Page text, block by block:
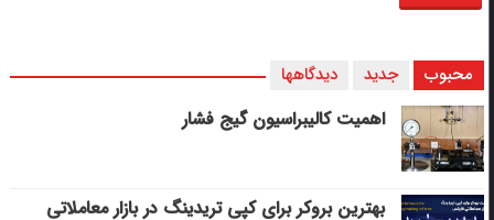
محبوب جدید دیدگاهها
اهمیت کالیبراسیون گیج فشار
بهترین بروکر برای کپی‌ تریدینگ در بازار معاملاتی